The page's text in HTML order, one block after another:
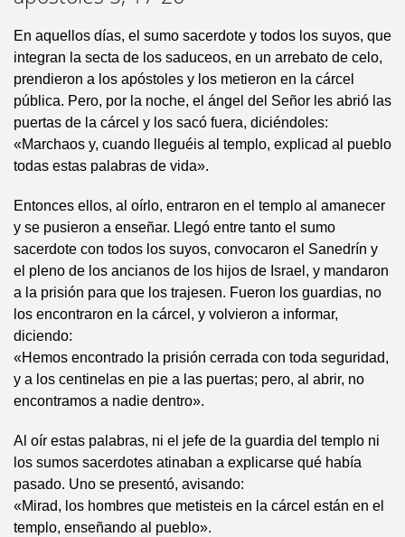
En aquellos días, el sumo sacerdote y todos los suyos, que
integran la secta de los saduceos, en un arrebato de celo,
prendieron a los apóstoles y los metieron en la cárcel
pública. Pero, por la noche, el ángel del Señor les abrió las
puertas de la cárcel y los sacó fuera, diciéndoles:
«Marchaos y, cuando lleguéis al templo, explicad al pueblo
todas estas palabras de vida».
Entonces ellos, al oírlo, entraron en el templo al amanecer
y se pusieron a enseñar. Llegó entre tanto el sumo
sacerdote con todos los suyos, convocaron el Sanedrín y
el pleno de los ancianos de los hijos de Israel, y mandaron
a la prisión para que los trajesen. Fueron los guardias, no
los encontraron en la cárcel, y volvieron a informar,
diciendo:
«Hemos encontrado la prisión cerrada con toda seguridad,
y a los centinelas en pie a las puertas; pero, al abrir, no
encontramos a nadie dentro».
Al oír estas palabras, ni el jefe de la guardia del templo ni
los sumos sacerdotes atinaban a explicarse qué había
pasado. Uno se presentó, avisando:
«Mirad, los hombres que metisteis en la cárcel están en el
templo, enseñando al pueblo».